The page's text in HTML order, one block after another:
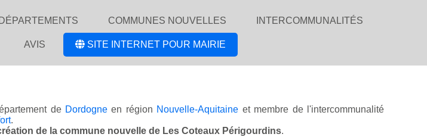
DÉPARTEMENTS COMMUNES NOUVELLES INTERCOMMUNALITÉS
AVIS SITE INTERNET POUR MAIRIE
de Dordogne en région Nouvelle-Aquitaine et membre de l'intercommunalité
.
de la commune nouvelle de Les Coteaux Périgourdins.